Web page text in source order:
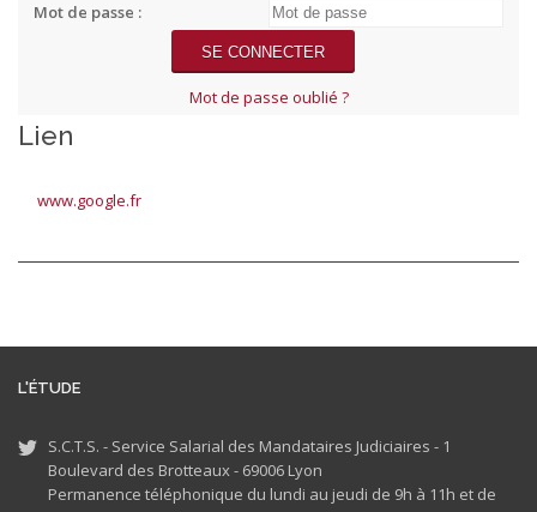
Mot de passe :
Mot de passe oublié ?
Lien
www.google.fr
L'ÉTUDE
S.C.T.S. - Service Salarial des Mandataires Judiciaires - 1
Boulevard des Brotteaux - 69006 Lyon
Permanence téléphonique du lundi au jeudi de 9h à 11h et de